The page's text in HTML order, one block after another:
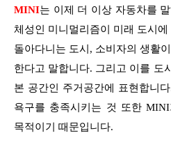
MINI는 이제 더 이상 자동차를
체성인 미니멀리즘이 미래 도시
돌아다니는 도시, 소비자의 생활
한다고 말합니다. 그리고 이를 도
본 공간인 주거공간에 표현합니
욕구를 충족시키는 것 또한
목적이기 때문입니다.